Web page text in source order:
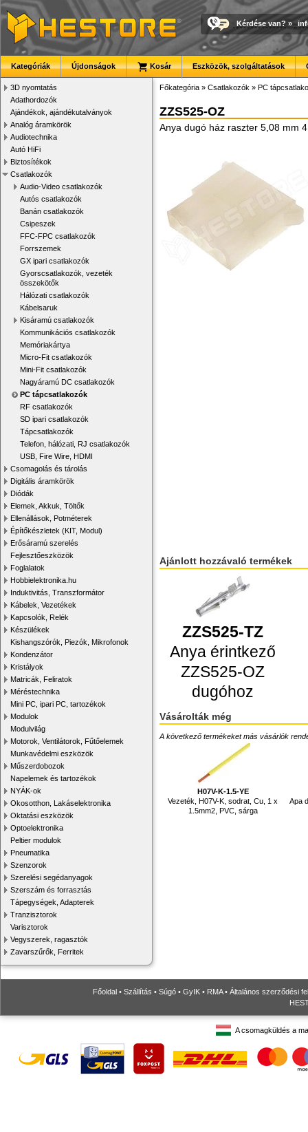
Kérdése van? »
Kategóriák Újdonságok Kosár Eszközök, szolgáltatások
3D nyomtatás
Adathordozók
Ajándékok, ajándékutalványok
Analóg áramkörök
Audiotechnika
Autó HiFi
Biztosítékok
Csatlakozók
Audio-Video csatlakozók
Autós csatlakozók
Banán csatlakozók
Csipeszek
FFC-FPC csatlakozók
Forrszemek
GX ipari csatlakozók
Gyorscsatlakozók, vezeték
összekötők
Hálózati csatlakozók
Kábelsaruk
Kisáramú csatlakozók
Kommunikációs csatlakozók
Memóriakártya
Micro-Fit csatlakozók
Mini-Fit csatlakozók
Nagyáramú DC csatlakozók
PC tápcsatlakozók
RF csatlakozók
SD ipari csatlakozók
Tápcsatlakozók
Telefon, hálózati, RJ csatlakozók
USB, Fire Wire, HDMI
Csomagolás és tárolás
Digitális áramkörök
Diódák
Elemek, Akkuk, Töltők
Ellenállások, Potméterek
Építőkészletek (KIT, Modul)
Erősáramú szerelés
Fejlesztőeszközök
Foglalatok
Hobbielektronika.hu
Induktivitás, Transzformátor
Kábelek, Vezetékek
Kapcsolók, Relék
Készülékek
Kishangszórók, Piezók, Mikrofonok
Kondenzátor
Kristályok
Matricák, Feliratok
Méréstechnika
Mini PC, ipari PC, tartozékok
Modulok
Modulvilág
Motorok, Ventilátorok, Fűtőelemek
Munkavédelmi eszközök
Műszerdobozok
Napelemek és tartozékok
NYÁK-ok
Okosotthon, Lakáselektronika
Oktatási eszközök
Optoelektronika
Peltier modulok
Pneumatika
Szenzorok
Szerelési segédanyagok
Szerszám és forrasztás
Tápegységek, Adapterek
Tranzisztorok
Varisztorok
Vegyszerek, ragasztók
Zavarszűrők, Ferritek
Főkategória » Csatlakozók » PC
ZZS525-OZ
Anya dugó ház raszter 5,08 mm
Ajánlott hozzávaló termékek
ZZS525-TZ
Anya érintkező
ZZS525-OZ
dugóhoz
Vásárolták még
A következő termékeket más vásárlók
H07V-K-1.5-YE
Vezeték, H07V-K, sodrat, Cu, 1 x
1.5mm2, PVC, sárga
Apa
Főoldal • Szállítás • Súgó • GyIK • RMA• Általános szerződési
A csomagküldés a